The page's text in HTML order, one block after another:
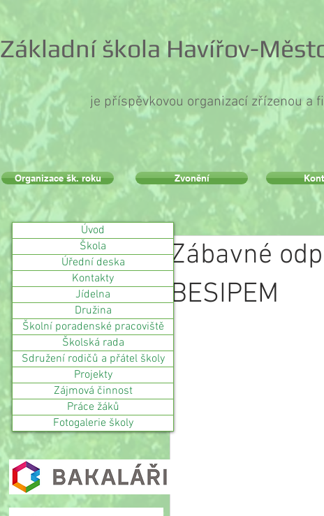
Základní škola Havířov-
je příspěvkovou organizací zřízenou a
Zábavné
BESIPEM
Organizace šk. roku Zvonění
Úvod
Škola
Úřední deska
Kontakty
Jídelna
Družina
Školní poradenské pracoviště
Školská rada
Sdružení rodičů a přátel školy
Projekty
Zájmová činnost
Práce žáků
Fotogalerie školy